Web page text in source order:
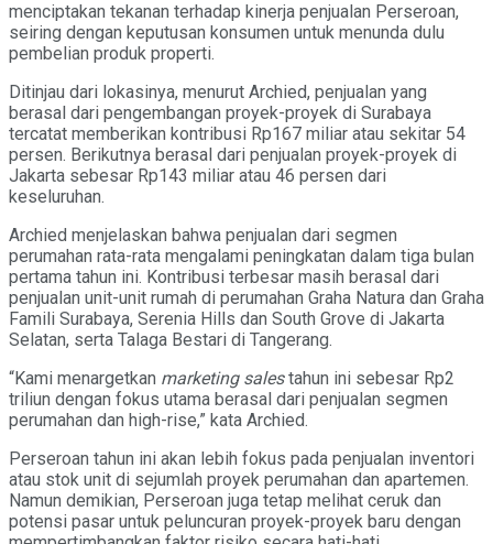
menciptakan tekanan terhadap kinerja penjualan Perseroan,
seiring dengan keputusan konsumen untuk menunda dulu
pembelian produk properti.
Ditinjau dari lokasinya, menurut Archied, penjualan yang
berasal dari pengembangan proyek-proyek di Surabaya
tercatat memberikan kontribusi Rp167 miliar atau sekitar 54
persen. Berikutnya berasal dari penjualan proyek-proyek di
Jakarta sebesar Rp143 miliar atau 46 persen dari
keseluruhan.
Archied menjelaskan bahwa penjualan dari segmen
perumahan rata-rata mengalami peningkatan dalam tiga bulan
pertama tahun ini. Kontribusi terbesar masih berasal dari
penjualan unit-unit rumah di perumahan Graha Natura dan Graha
Famili Surabaya, Serenia Hills dan South Grove di Jakarta
Selatan, serta Talaga Bestari di Tangerang.
“Kami menargetkan marketing salestahun ini sebesar Rp2
triliun dengan fokus utama berasal dari penjualan segmen
perumahan dan high-rise,” kata Archied.
Perseroan tahun ini akan lebih fokus pada penjualan inventori
atau stok unit di sejumlah proyek perumahan dan apartemen.
Namun demikian, Perseroan juga tetap melihat ceruk dan
potensi pasar untuk peluncuran proyek-proyek baru dengan